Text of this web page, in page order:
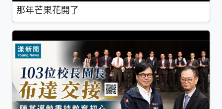
那年芒果花開了